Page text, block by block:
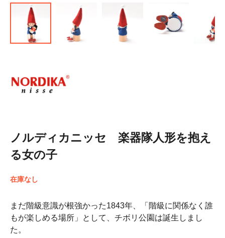
ノルディカニッセ 楽器隊人形を抱え
る女の子
在庫なし
まだ階級意識が根強かった1843年、「階級に関係なく誰
もが楽しめる場所」として、チボリ公園は誕生しまし
た。